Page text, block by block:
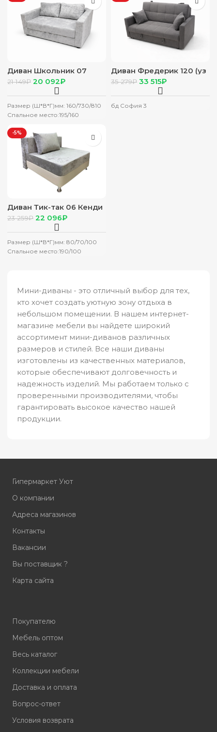
Книжка
Книжка
Диван Школьник 07
Кенди св серый
21 149₽ 20 092₽
Размер (Ш*В*Г)мм: 160/730/810
Спальное место:195/160
Диван Фредерик 120 (уз
подл) 23 Модус темн
серый
35 279₽ 33 515₽
бд София 3
-5%
Диван Тик-так 06 Кенди
капучино
23 259₽ 22 096₽
Размер (Ш*В*Г)мм: 80/70/100
Спальное место:190/100
Мини-диваны - это отличный выбор для тех,
кто хочет создать уютную зону отдыха в
небольшом помещении. В нашем интернет-
магазине мебели вы найдете широкий
ассортимент мини-диванов различных
размеров и стилей. Все наши диваны
изготовлены из качественных материалов,
которые обеспечивают долговечность и
надежность изделий. Мы работаем только с
проверенными производителями, чтобы
гарантировать высокое качество нашей
продукции.
Гипермаркет Уют
О компании
Адреса магазинов
Контакты
Вакансии
Вы поставщик ?
Карта сайта
Покупателю
Мебель оптом
Весь каталог
Коллекции мебели
Доставка и оплата
Вопрос-ответ
Условия возврата